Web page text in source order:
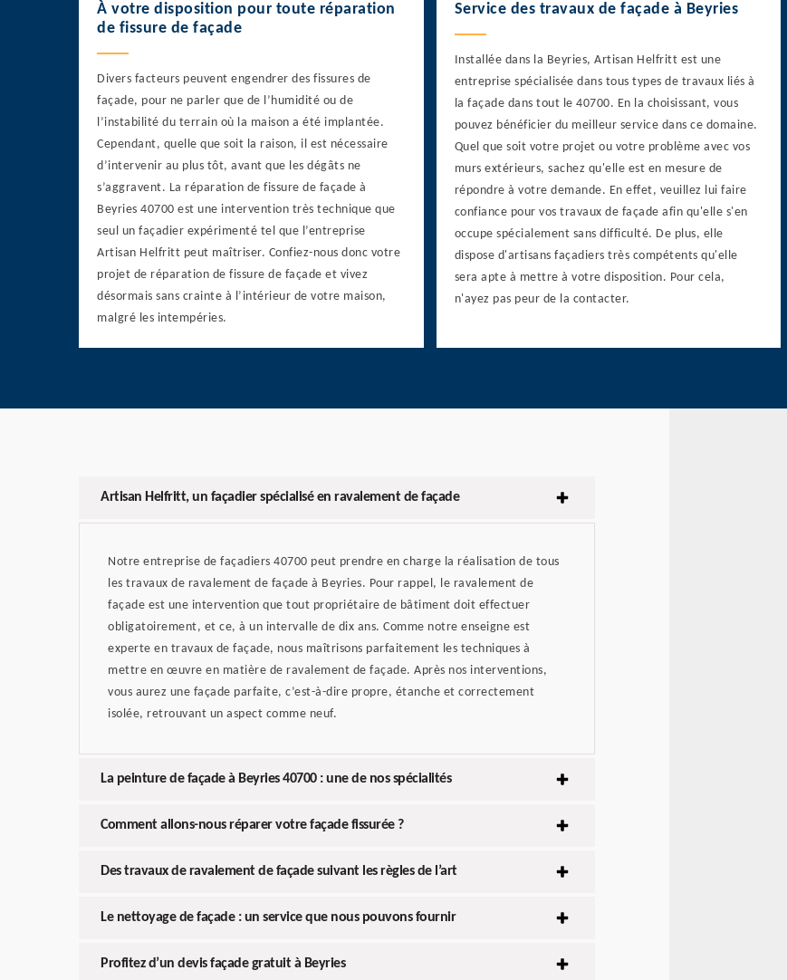
À votre disposition pour toute réparation
de fissure de façade
Divers facteurs peuvent engendrer des fissures de
façade, pour ne parler que de l’humidité ou de
l’instabilité du terrain où la maison a été implantée.
Cependant, quelle que soit la raison, il est nécessaire
d’intervenir au plus tôt, avant que les dégâts ne
s’aggravent. La réparation de fissure de façade à
Beyries 40700 est une intervention très technique que
seul un façadier expérimenté tel que l’entreprise
Artisan Helfritt peut maîtriser. Confiez-nous donc votre
projet de réparation de fissure de façade et vivez
désormais sans crainte à l’intérieur de votre maison,
malgré les intempéries.
Service des travaux de façade à Beyries
Installée dans la Beyries, Artisan Helfritt est une
entreprise spécialisée dans tous types de travaux liés à
la façade dans tout le 40700. En la choisissant, vous
pouvez bénéficier du meilleur service dans ce domaine.
Quel que soit votre projet ou votre problème avec vos
murs extérieurs, sachez qu'elle est en mesure de
répondre à votre demande. En effet, veuillez lui faire
confiance pour vos travaux de façade afin qu'elle s'en
occupe spécialement sans difficulté. De plus, elle
dispose d'artisans façadiers très compétents qu'elle
sera apte à mettre à votre disposition. Pour cela,
n'ayez pas peur de la contacter.
Artisan Helfritt, un façadier spécialisé en ravalement de façade
Notre entreprise de façadiers 40700 peut prendre en charge la réalisation de tous
les travaux de ravalement de façade à Beyries. Pour rappel, le ravalement de
façade est une intervention que tout propriétaire de bâtiment doit effectuer
obligatoirement, et ce, à un intervalle de dix ans. Comme notre enseigne est
experte en travaux de façade, nous maîtrisons parfaitement les techniques à
mettre en œuvre en matière de ravalement de façade. Après nos interventions,
vous aurez une façade parfaite, c’est-à-dire propre, étanche et correctement
isolée, retrouvant un aspect comme neuf.
La peinture de façade à Beyries 40700 : une de nos spécialités
Comment allons-nous réparer votre façade fissurée ?
Des travaux de ravalement de façade suivant les règles de l’art
Le nettoyage de façade : un service que nous pouvons fournir
Profitez d’un devis façade gratuit à Beyries